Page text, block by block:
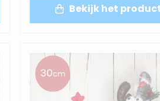
Bekijk het